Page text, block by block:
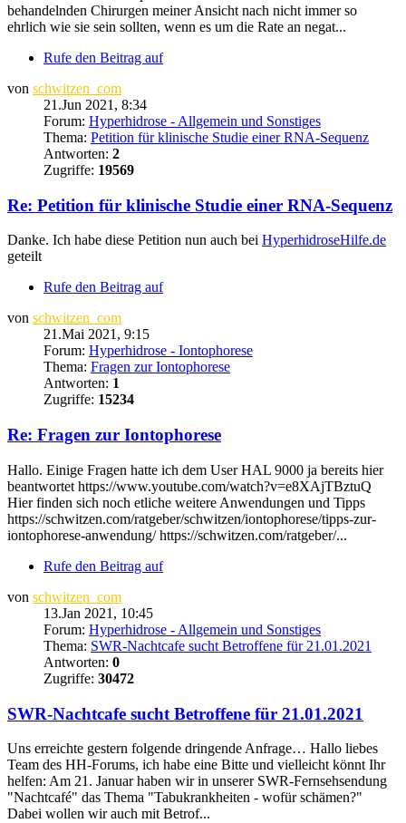
behandelnden Chirurgen meiner Ansicht nach nicht immer so
ehrlich wie sie sein sollten, wenn es um die Rate an negat...
Rufe den Beitrag auf
von schwitzen_com
21.Jun 2021, 8:34
Forum: Hyperhidrose - Allgemein und Sonstiges
Thema: Petition für klinische Studie einer RNA-Sequenz
Antworten: 2
Zugriffe: 19569
Re: Petition für klinische Studie einer RNA-Sequenz
Danke. Ich habe diese Petition nun auch bei HyperhidroseHilfe.de
geteilt
Rufe den Beitrag auf
von schwitzen_com
21.Mai 2021, 9:15
Forum: Hyperhidrose - Iontophorese
Thema: Fragen zur Iontophorese
Antworten: 1
Zugriffe: 15234
Re: Fragen zur Iontophorese
Hallo. Einige Fragen hatte ich dem User HAL 9000 ja bereits hier
beantwortet https://www.youtube.com/watch?v=e8XAjTBztuQ
Hier finden sich noch etliche weitere Anwendungen und Tipps
https://schwitzen.com/ratgeber/schwitzen/iontophorese/tipps-zur-
iontophorese-anwendung/ https://schwitzen.com/ratgeber/...
Rufe den Beitrag auf
von schwitzen_com
13.Jan 2021, 10:45
Forum: Hyperhidrose - Allgemein und Sonstiges
Thema: SWR-Nachtcafe sucht Betroffene für 21.01.2021
Antworten: 0
Zugriffe: 30472
SWR-Nachtcafe sucht Betroffene für 21.01.2021
Uns erreichte gestern folgende dringende Anfrage… Hallo liebes
Team des HH-Forums, ich habe eine Bitte und vielleicht könnt Ihr
helfen: Am 21. Januar haben wir in unserer SWR-Fernsehsendung
"Nachtcafé" das Thema "Tabukrankheiten - wofür schämen?"
Dabei wollen wir auch mit Betrof...